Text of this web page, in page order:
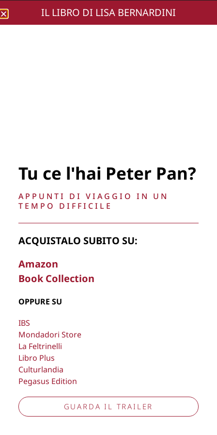
Lisa Bernardini
rimuovere, oscurare, modificare, immagini e testi del sito, a
propria discrezione.
Cookie PolicyPrivacy Policy
IL LIBRO DI LISA BERNARDINI
Tu ce l'hai Peter Pan?
APPUNTI DI VIAGGIO IN UN
TEMPO DIFFICILE
ACQUISTALO SUBITO SU:
Amazon
Book Collection
OPPURE SU
IBS
Mondadori Store
La Feltrinelli
Libro Plus
Culturlandia
Pegasus Edition
GUARDA IL TRAILER